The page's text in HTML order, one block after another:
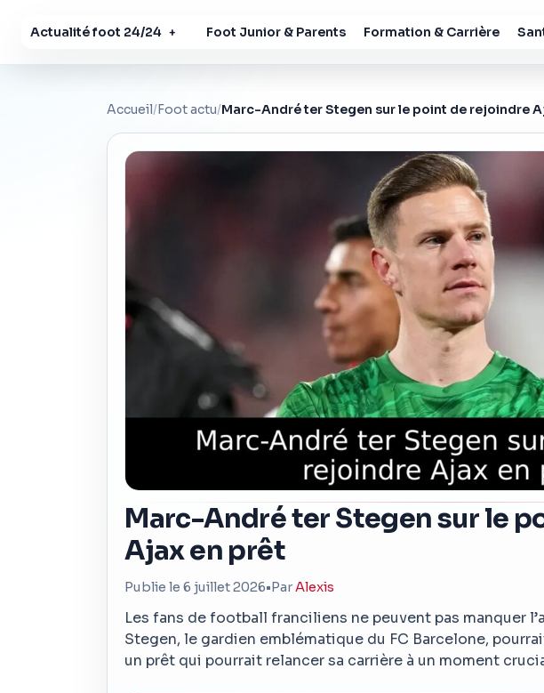
Actualité foot 24/24 + Foot Junior & Parents Formation & Carrière
Accueil/Foot actu/Marc-André ter Stegen sur le point de rejoindre
Marc-André ter Stegen sur le
Ajax en prêt
Publie le 6 juillet 2026•ParAlexis
Les fans de football franciliens ne peuvent pas manquer
Stegen, le gardien emblématique du FC Barcelone,
un prêt qui pourrait relancer sa carrière à un moment